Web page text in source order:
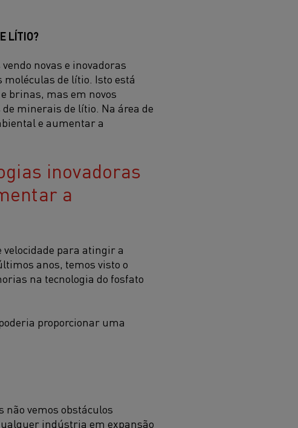
LÍTIO?
novas e inovadoras
de lítio. Isto está
brinas, mas em novos
minerais de lítio. Na área de
e aumentar a
inovadoras
a
velocidade para atingir a
anos, temos visto o
na tecnologia do fosfato
proporcionar uma
vemos obstáculos
indústria em expansão